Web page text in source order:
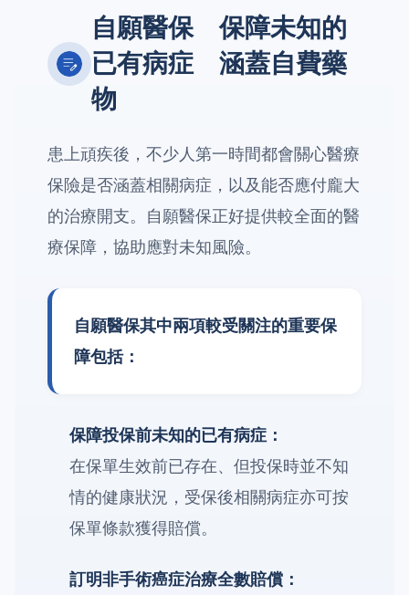
自願醫保 保障未知的
已有病症 涵蓋自費藥
物
患上頑疾後，不少人第一時間都會關心醫療
保險是否涵蓋相關病症，以及能否應付龐大
的治療開支。自願醫保正好提供較全面的醫
療保障，協助應對未知風險。
自願醫保其中兩項較受關注的重要保
障包括：
保障投保前未知的已有病症：
在保單生效前已存在、但投保時並不知
情的健康狀況，受保後相關病症亦可按
保單條款獲得賠償。
訂明非手術癌症治療全數賠償：